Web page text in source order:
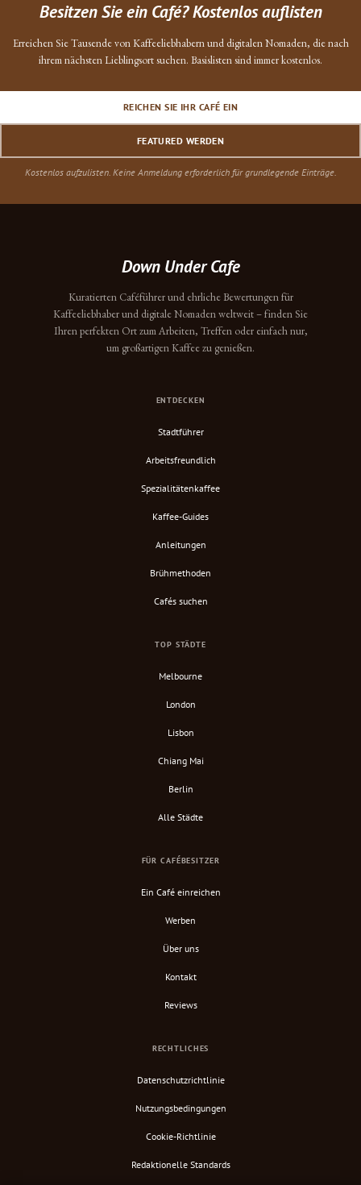
Besitzen Sie ein Café? Kostenlos auflisten
Erreichen Sie Tausende von Kaffeeliebhabern und digitalen Nomaden, die nach
ihrem nächsten Lieblingsort suchen. Basislisten sind immer kostenlos.
REICHEN SIE IHR CAFÉ EIN
FEATURED WERDEN
Kostenlos aufzulisten. Keine Anmeldung erforderlich für grundlegende Einträge.
Down Under Cafe
Kuratierten Caféführer und ehrliche Bewertungen für
Kaffeeliebhaber und digitale Nomaden weltweit – finden Sie
Ihren perfekten Ort zum Arbeiten, Treffen oder einfach nur,
um großartigen Kaffee zu genießen.
ENTDECKEN
Stadtführer
Arbeitsfreundlich
Spezialitätenkaffee
Kaffee-Guides
Anleitungen
Brühmethoden
Cafés suchen
TOP STÄDTE
Melbourne
London
Lisbon
Chiang Mai
Berlin
Alle Städte
FÜR CAFÉBESITZER
Ein Café einreichen
Werben
Über uns
Kontakt
Reviews
RECHTLICHES
Datenschutzrichtlinie
Nutzungsbedingungen
Cookie-Richtlinie
Redaktionelle Standards